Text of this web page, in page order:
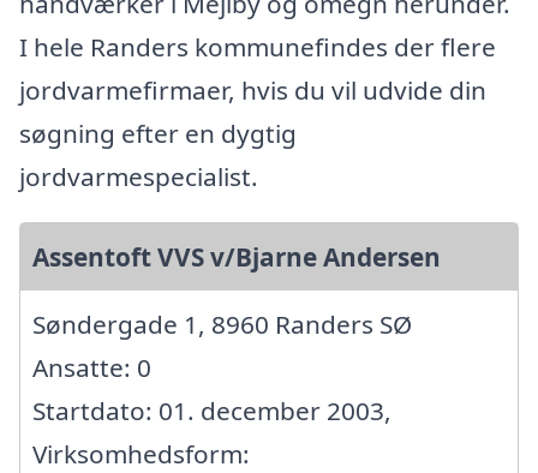
I hele Randers kommunefindes der flere
jordvarmefirmaer, hvis du vil udvide din
søgning efter en dygtig
jordvarmespecialist.
Assentoft VVS v/Bjarne Andersen
Søndergade 1, 8960 Randers SØ
Ansatte: 0
Startdato: 01. december 2003,
Virksomhedsform: